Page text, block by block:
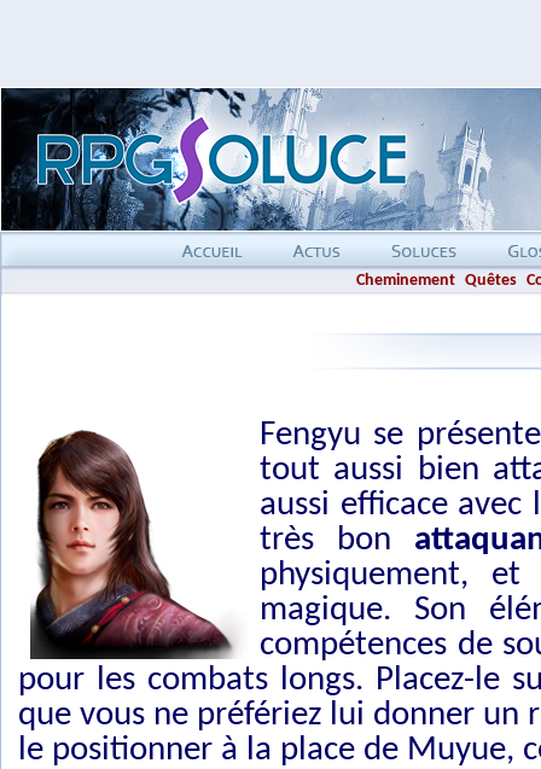
Cheminement Quêtes
Fengyu se
tout aussi bien
aussi efficace
très bon
physiquement,
magique. Son
compétences de
pour les combats longs. Placez-le
que vous ne préfériez lui donner un
le positionner à la place de Muyue,